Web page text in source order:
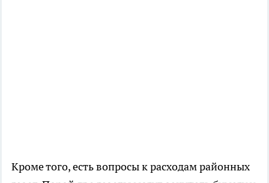
Кроме того, есть вопросы к расходам районных